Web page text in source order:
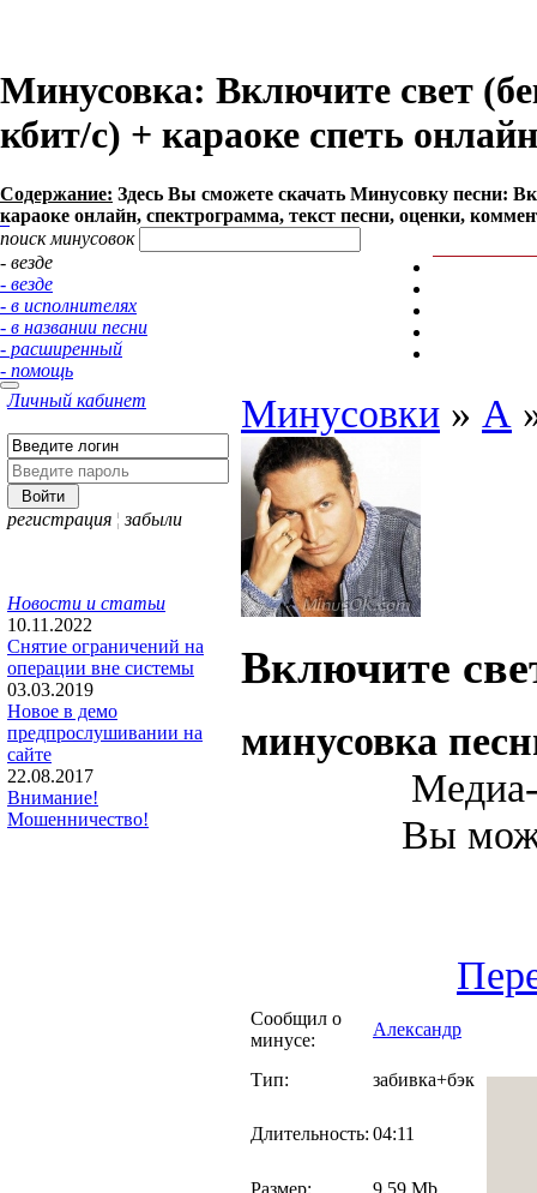
Минусовка: Включите свет
кбит/с) + караоке спеть онлайн
Содержание: Здесь Вы сможете cкачать Минусовку песни:
караоке онлайн, спектрограмма, текст песни, оценки,
поиск минусовок
- везде
- везде
- в исполнителях
- в названии песни
- расширенный
- помощь
Личный кабинет
регистрация ¦ забыли
Новости и статьи
10.11.2022
Снятие ограничений на
операции вне системы
03.03.2019
Новое в демо
предпрослушивании на
сайте
22.08.2017
Внимание!
Мошенничество!
Минусовки » А
Включите
минусовка
Медиа-
Вы
Сообщил о
минусе:
Александр
Тип: забивка+бэк
Длительность: 04:11
Размер: 9.59 Mb